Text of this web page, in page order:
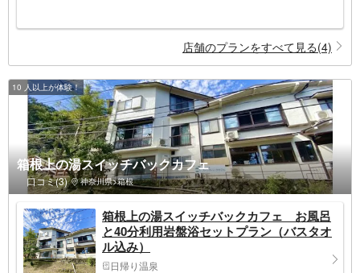
店舗のプランをすべて見る(4)
10 人以上が体験！
箱根上の湯スイッチバックカフェ
口コミ(3) 神奈川県>箱根
箱根上の湯スイッチバックカフェ お風呂
と40分利用岩盤浴セットプラン（バスタオ
ル込み）
日帰り温泉